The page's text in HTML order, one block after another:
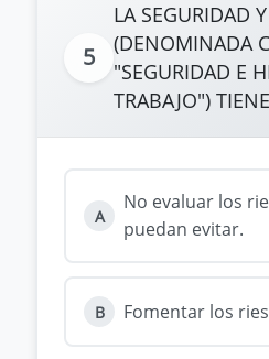
5
LA SEGURIDAD
(DENOMINADA
"SEGURIDAD E
TRABAJO")
A
No evaluar los
puedan evitar.
B Fomentar los